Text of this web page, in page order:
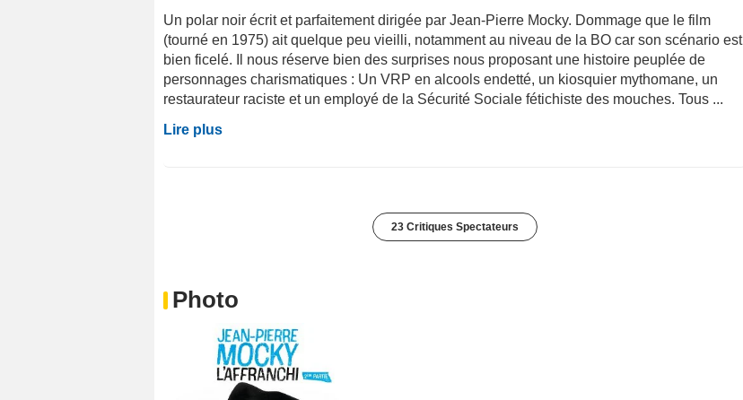
Un polar noir écrit et parfaitement dirigée par Jean-Pierre Mocky. Dommage que le film
(tourné en 1975) ait quelque peu vieilli, notamment au niveau de la BO car son scénario est
bien ficelé. Il nous réserve bien des surprises nous proposant une histoire peuplée de
personnages charismatiques : Un VRP en alcools endetté, un kiosquier mythomane, un
restaurateur raciste et un employé de la Sécurité Sociale fétichiste des mouches. Tous ...
Lire plus
23 Critiques Spectateurs
Photo